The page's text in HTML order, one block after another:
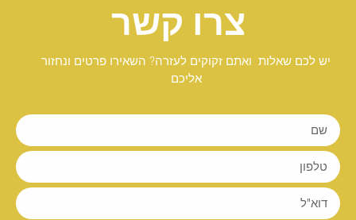
צרו קשר
יש לכם שאלות ואתם זקוקים לעזרה? השאירו פרטים ונחזור
אליכם